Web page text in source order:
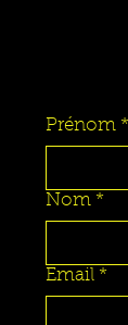
Prénom *
Nom *
Email *